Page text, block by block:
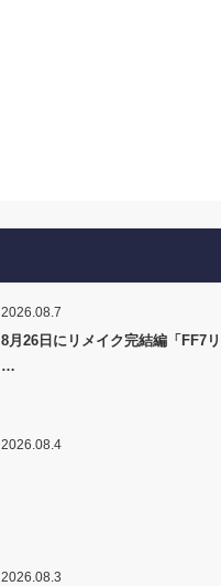
2026.08.7
8月26日にリメイク完結編「FF7リ
…
2026.08.4
2026.08.3